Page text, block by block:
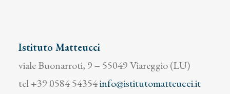
Istituto Matteucci
viale Buonarroti, 9 – 55049 Viareggio (LU)
tel +39 0584 54354info@istitutomatteucci.it